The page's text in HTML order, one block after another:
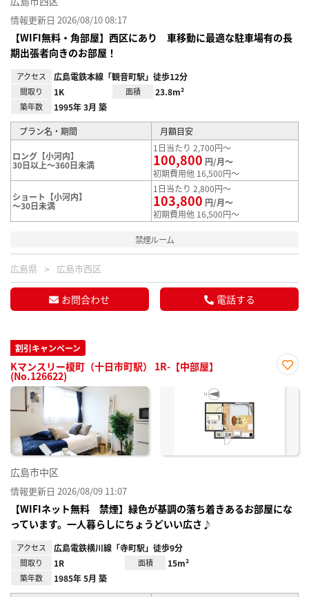
情報更新日 2026/08/10 08:17
【WIFI無料・角部屋】西区にあり 車移動に最適な駐車場有の長
期出張者向きのお部屋！
アクセス 広島電鉄本線「観音町駅」徒歩12分
間取り 1K 面積 23.8m²
築年数 1995年 3月 築
プラン名・期間 月額目安
ロング【小河内】
30日以上～360日未満
1日当たり 2,700円～
100,800 円/月～
初期費用他 16,500円～
ショート【小河内】
～30日未満
1日当たり 2,800円～
103,800 円/月～
初期費用他 16,500円～
禁煙ルーム
広島県 広島市西区
お問合わせ 電話する
割引キャンペーン
Kマンスリー榎町（十日市町駅） 1R-【中部屋】
(No.126622)
に入
広島市中区
情報更新日 2026/08/09 11:07
【WIFIネット無料 禁煙】緑色が基調の落ち着きあるお部屋にな
っています。一人暮らしにちょうどいい広さ♪
アクセス 広島電鉄横川線「寺町駅」徒歩9分
間取り 1R 面積 15m²
築年数 1985年 5月 築